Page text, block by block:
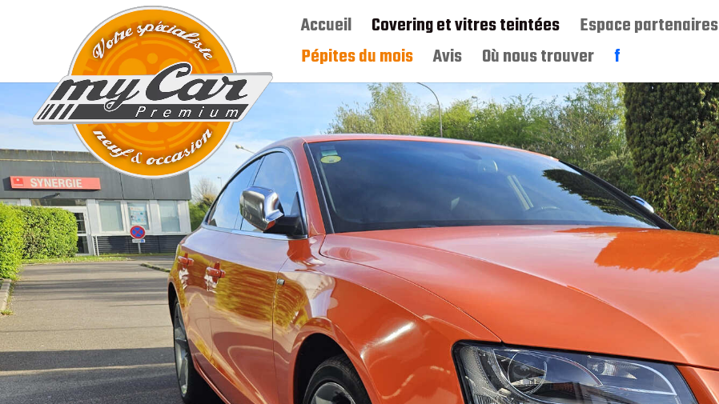
Accueil Covering et vitres teintées Espace partenaires
Pépites du mois
Avis Où nous trouver f